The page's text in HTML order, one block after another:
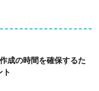
成の時間を確保するた